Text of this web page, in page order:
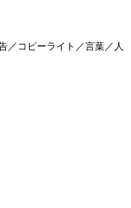
／コピーライト／言葉／人